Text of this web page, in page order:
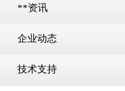
**资讯
企业动态
技术支持